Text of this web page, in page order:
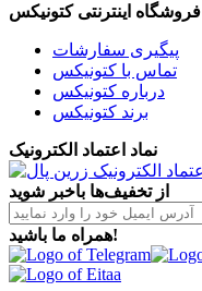
فروشگاه اینترنتی کتونیکس
پیگیری سفارشات
تماس با کتونیکس
درباره کتونیکس
برند کتونیکس
نماد اعتماد الکترونیک
از تخفیف‌ها باخبر شوید
همراه ما باشید!